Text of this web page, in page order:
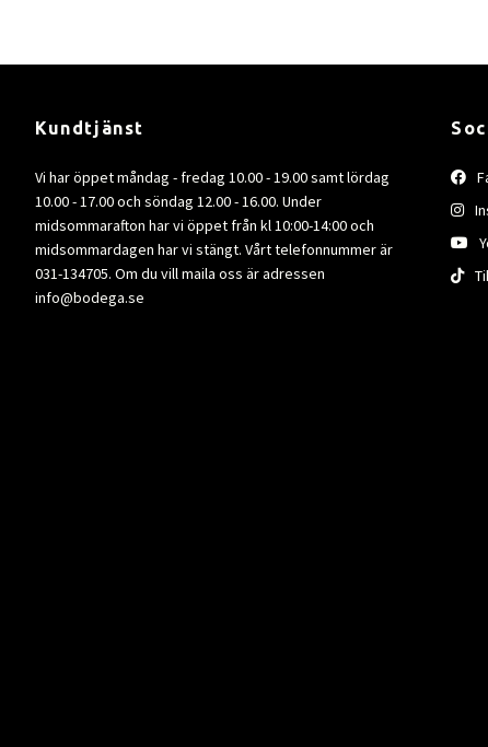
Kundtjänst
Vi har öppet måndag - fredag 10.00 - 19.00 samt lördag
10.00 - 17.00 och söndag 12.00 - 16.00. Under
midsommarafton har vi öppet från kl 10:00-14:00 och
midsommardagen har vi stängt. Vårt telefonnummer är
031-134705. Om du vill maila oss är adressen
info@bodega.se